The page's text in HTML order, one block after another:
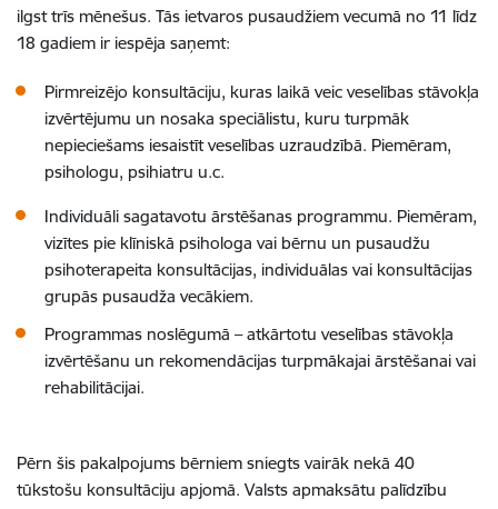
ilgst trīs mēnešus. Tās ietvaros pusaudžiem vecumā no 11 līdz
18 gadiem ir iespēja saņemt:
Pirmreizējo konsultāciju, kuras laikā veic veselības stāvokļa
izvērtējumu un nosaka speciālistu, kuru turpmāk
nepieciešams iesaistīt veselības uzraudzībā. Piemēram,
psihologu, psihiatru u.c.
Individuāli sagatavotu ārstēšanas programmu. Piemēram,
vizītes pie klīniskā psihologa vai bērnu un pusaudžu
psihoterapeita konsultācijas, individuālas vai konsultācijas
grupās pusaudža vecākiem.
Programmas noslēgumā – atkārtotu veselības stāvokļa
izvērtēšanu un rekomendācijas turpmākajai ārstēšanai vai
rehabilitācijai.
Pērn šis pakalpojums bērniem sniegts vairāk nekā 40
tūkstošu konsultāciju apjomā. Valsts apmaksātu palīdzību